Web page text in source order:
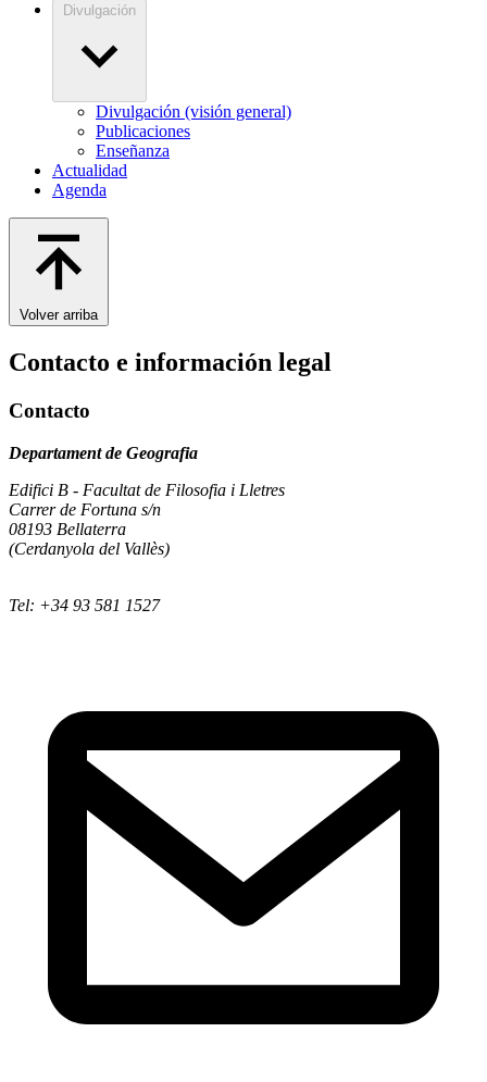
Divulgación
Divulgación (visión general)
Publicaciones
Enseñanza
Actualidad
Agenda
Volver arriba
Contacto e información legal
Contacto
Departament de Geografia
Edifici B - Facultat de Filosofia i Lletres
Carrer de Fortuna s/n
08193 Bellaterra
(Cerdanyola del Vallès)
Tel: +34 93 581 1527